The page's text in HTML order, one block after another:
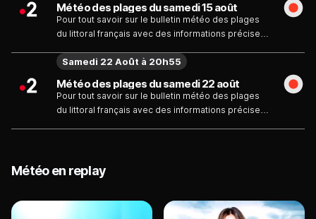
Météo des plages du samedi 15 août
Pour tout savoir sur le bulletin météo des plages
du littoral français avec des informations précises
de l'ensoleillement.
Météo des plages du samedi 22 août
Pour tout savoir sur le bulletin météo des plages
du littoral français avec des informations précises
Samedi 22 Août à 20h55
Météo en replay